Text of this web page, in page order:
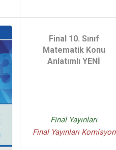
Final 10. Sınıf
Matematik Konu
Anlatımlı YENİ
Final Yayınları
Final Yayınları Komisyon